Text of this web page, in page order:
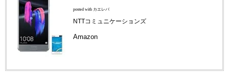
posted with カエレバ
NTTコミュニケーションズ
Amazon